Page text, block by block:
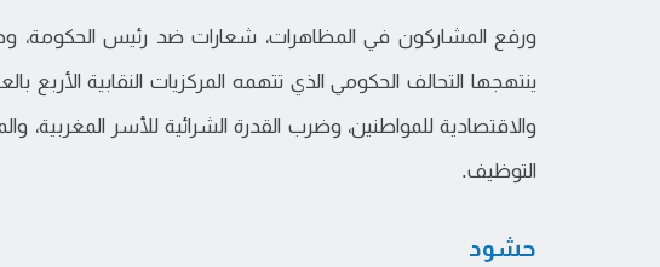
ورفع المشاركون في المظاهرات، شعارات ضد رئيس الحكومة،
ينتهجها التحالف الحكومي الذي تتهمه المركزيات النقابية الأربع
والاقتصادية للمواطنين، وضرب القدرة الشرائية للأسر
التوظيف.
حشود